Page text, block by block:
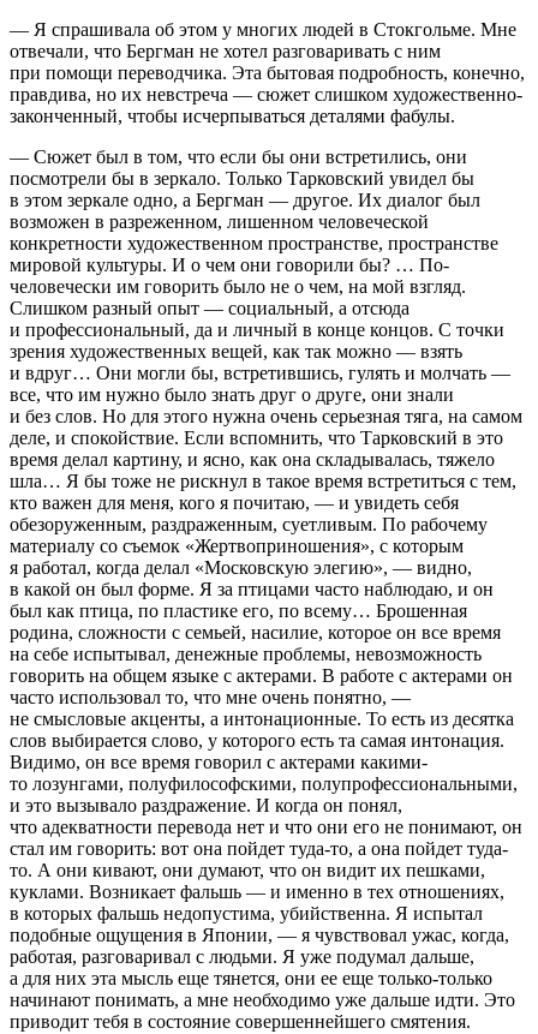
— Я спрашивала об этом у многих людей в Стокгольме. Мне
отвечали, что Бергман не хотел разговаривать с ним
при помощи переводчика. Эта бытовая подробность, конечно,
правдива, но их невстреча — сюжет слишком художественно-
законченный, чтобы исчерпываться деталями фабулы.
— Сюжет был в том, что если бы они встретились, они
посмотрели бы в зеркало. Только Тарковский увидел бы
в этом зеркале одно, а Бергман — другое. Их диалог был
возможен в разреженном, лишенном человеческой
конкретности художественном пространстве, пространстве
мировой культуры. И о чем они говорили бы? … По-
человечески им говорить было не о чем, на мой взгляд.
Слишком разный опыт — социальный, а отсюда
и профессиональный, да и личный в конце концов. С точки
зрения художественных вещей, как так можно — взять
и вдруг… Они могли бы, встретившись, гулять и молчать —
все, что им нужно было знать друг о друге, они знали
и без слов. Но для этого нужна очень серьезная тяга, на самом
деле, и спокойствие. Если вспомнить, что Тарковский в это
время делал картину, и ясно, как она складывалась, тяжело
шла… Я бы тоже не рискнул в такое время встретиться с тем,
кто важен для меня, кого я почитаю, — и увидеть себя
обезоруженным, раздраженным, суетливым. По рабочему
материалу со съемок «Жертвоприношения», с которым
я работал, когда делал «Московскую элегию», — видно,
в какой он был форме. Я за птицами часто наблюдаю, и он
был как птица, по пластике его, по всему… Брошенная
родина, сложности с семьей, насилие, которое он все время
на себе испытывал, денежные проблемы, невозможность
говорить на общем языке с актерами. В работе с актерами он
часто использовал то, что мне очень понятно, —
не смысловые акценты, а интонационные. То есть из десятка
слов выбирается слово, у которого есть та самая интонация.
Видимо, он все время говорил с актерами какими-
то лозунгами, полуфилософскими, полупрофессиональными,
и это вызывало раздражение. И когда он понял,
что адекватности перевода нет и что они его не понимают, он
стал им говорить: вот она пойдет туда-то, а она пойдет туда-
то. А они кивают, они думают, что он видит их пешками,
куклами. Возникает фальшь — и именно в тех отношениях,
в которых фальшь недопустима, убийственна. Я испытал
подобные ощущения в Японии, — я чувствовал ужас, когда,
работая, разговаривал с людьми. Я уже подумал дальше,
а для них эта мысль еще тянется, они ее еще только-только
начинают понимать, а мне необходимо уже дальше идти. Это
приводит тебя в состояние совершеннейшего смятения.